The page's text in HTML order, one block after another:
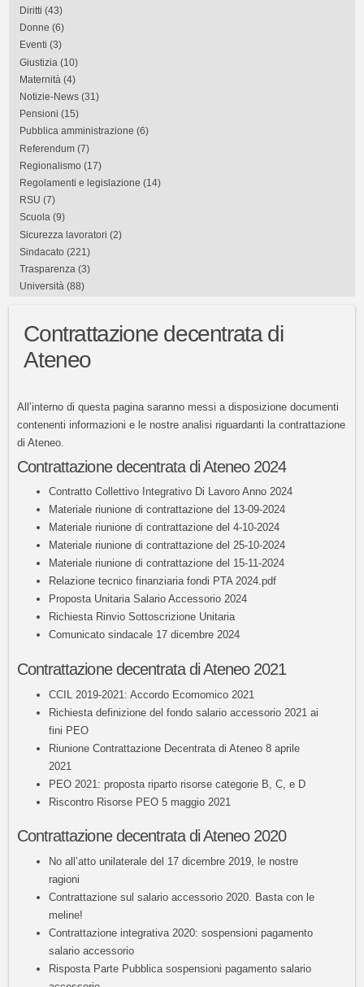
Diritti (43)
Donne (6)
Eventi (3)
Giustizia (10)
Maternità (4)
Notizie-News (31)
Pensioni (15)
Pubblica amministrazione (6)
Referendum (7)
Regionalismo (17)
Regolamenti e legislazione (14)
RSU (7)
Scuola (9)
Sicurezza lavoratori (2)
Sindacato (221)
Trasparenza (3)
Università (88)
Contrattazione decentrata di
Ateneo
All’interno di questa pagina saranno messi a disposizione documenti
contenenti informazioni e le nostre analisi riguardanti la contrattazione
di Ateneo.
Contrattazione decentrata di Ateneo 2024
Contratto Collettivo Integrativo Di Lavoro Anno 2024
Materiale riunione di contrattazione del 13-09-2024
Materiale riunione di contrattazione del 4-10-2024
Materiale riunione di contrattazione del 25-10-2024
Materiale riunione di contrattazione del 15-11-2024
Relazione tecnico finanziaria fondi PTA 2024.pdf
Proposta Unitaria Salario Accessorio 2024
Richiesta Rinvio Sottoscrizione Unitaria
Comunicato sindacale 17 dicembre 2024
Contrattazione decentrata di Ateneo 2021
CCIL 2019-2021: Accordo Ecomomico 2021
Richiesta definizione del fondo salario accessorio 2021 ai
fini PEO
Riunione Contrattazione Decentrata di Ateneo 8 aprile
2021
PEO 2021: proposta riparto risorse categorie B, C, e D
Riscontro Risorse PEO 5 maggio 2021
Contrattazione decentrata di Ateneo 2020
No all’atto unilaterale del 17 dicembre 2019, le nostre
ragioni
Contrattazione sul salario accessorio 2020. Basta con le
meline!
Contrattazione integrativa 2020: sospensioni pagamento
salario accessorio
Risposta Parte Pubblica sospensioni pagamento salario